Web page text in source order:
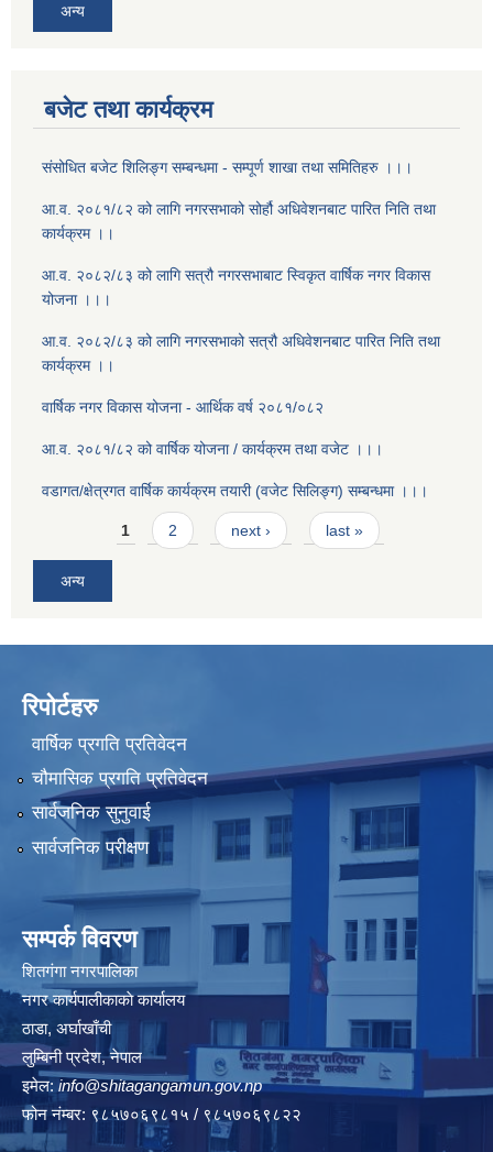
अन्य
बजेट तथा कार्यक्रम
संसोधित बजेट शिलिङ्ग सम्बन्धमा - सम्पूर्ण शाखा तथा समितिहरु ।।।
आ.व. २०८१/८२ को लागि नगरसभाको सोर्हौ अधिवेशनबाट पारित निति तथा
कार्यक्रम ।।
आ.व. २०८२/८३ को लागि सत्रौ नगरसभाबाट स्विकृत वार्षिक नगर विकास
योजना ।।।
आ.व. २०८२/८३ को लागि नगरसभाको सत्रौ अधिवेशनबाट पारित निति तथा
कार्यक्रम ।।
वार्षिक नगर विकास योजना - आर्थिक वर्ष २०८१/०८२
आ.व. २०८१/८२ को वार्षिक योजना / कार्यक्रम तथा वजेट ।।।
वडागत/क्षेत्रगत वार्षिक कार्यक्रम तयारी (वजेट सिलिङ्ग) सम्बन्धमा ।।।
Pages1 2 next › last »
अन्य
रिपोर्टहरु
वार्षिक प्रगति प्रतिवेदन
चौमासिक प्रगति प्रतिवेदन
सार्वजनिक सुनुवाई
सार्वजनिक परीक्षण
सम्पर्क विवरण
शितगंगा नगरपालिका
नगर कार्यपालीकाकाे कार्यालय
ठाडा, अर्घाखाँची
लुम्बिनी प्रदेश, नेपाल
इमेल: info@shitagangamun.gov.np
फोन नंम्बर: ९८५७०६९८१५ / ९८५७०६९८२२